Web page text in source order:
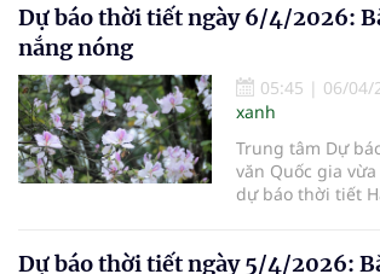
Dự báo thời tiết ngày 6/4/2026:
nắng nóng
05:45 | 06/04/
xanh
Trung tâm Dự
văn Quốc gia
dự báo thời tiết
Dự báo thời tiết ngày 5/4/2026: